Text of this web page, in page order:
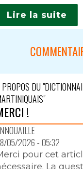
Lire la suite
DU
!
05/2026 - 05:32
pour cet
La